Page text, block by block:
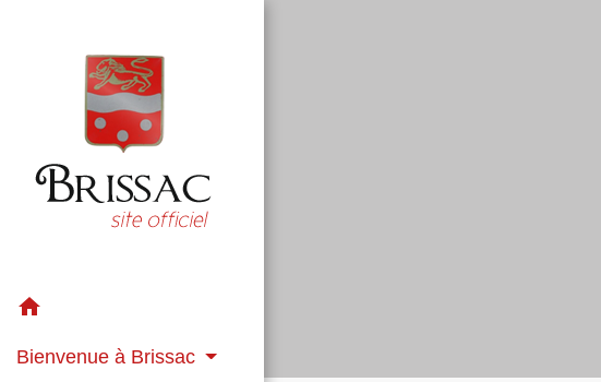
home
Bienvenue à Brissac